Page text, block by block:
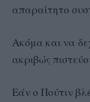
απαραίτητο
Ακόμα και να
ακριβώς
Εάν ο Πούτιν